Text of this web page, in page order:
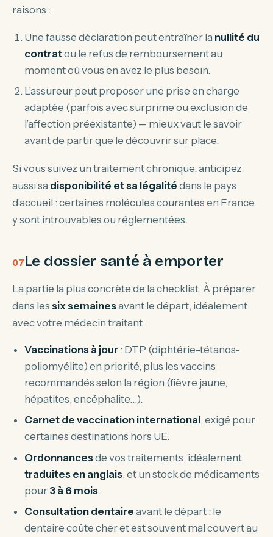
raisons :
Une fausse déclaration peut entraîner la nullité du
contratou le refus de remboursement au
moment où vous en avez le plus besoin.
L’assureur peut proposer une prise en charge
adaptée (parfois avec surprime ou exclusion de
l’affection préexistante) — mieux vaut le savoir
avant de partir que le découvrir sur place.
Si vous suivez un traitement chronique, anticipez
aussi sa disponibilité et sa légalité dans le pays
d’accueil : certaines molécules courantes en France
y sont introuvables ou réglementées.
Le dossier santé à emporter
La partie la plus concrète de la checklist. À préparer
dans les six semainesavant le départ, idéalement
avec votre médecin traitant :
Vaccinations à jour : DTP (diphtérie-tétanos-
poliomyélite) en priorité, plus les vaccins
recommandés selon la région (fièvre jaune,
hépatites, encéphalite…).
Carnet de vaccination international, exigé pour
certaines destinations hors UE.
Ordonnancesde vos traitements, idéalement
traduites en anglais, et un stock de médicaments
pour 3 à 6 mois.
Consultation dentaire avant le départ : le
dentaire coûte cher et est souvent mal couvert au